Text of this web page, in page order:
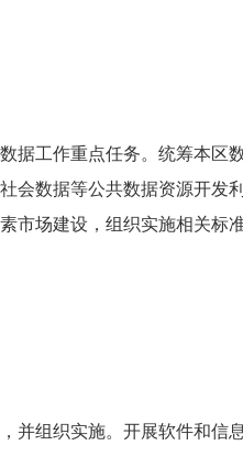
据工作重点任务。统筹本区
会数据等公共数据资源开发
市场建设，组织实施相关标
并组织实施。开展软件和信